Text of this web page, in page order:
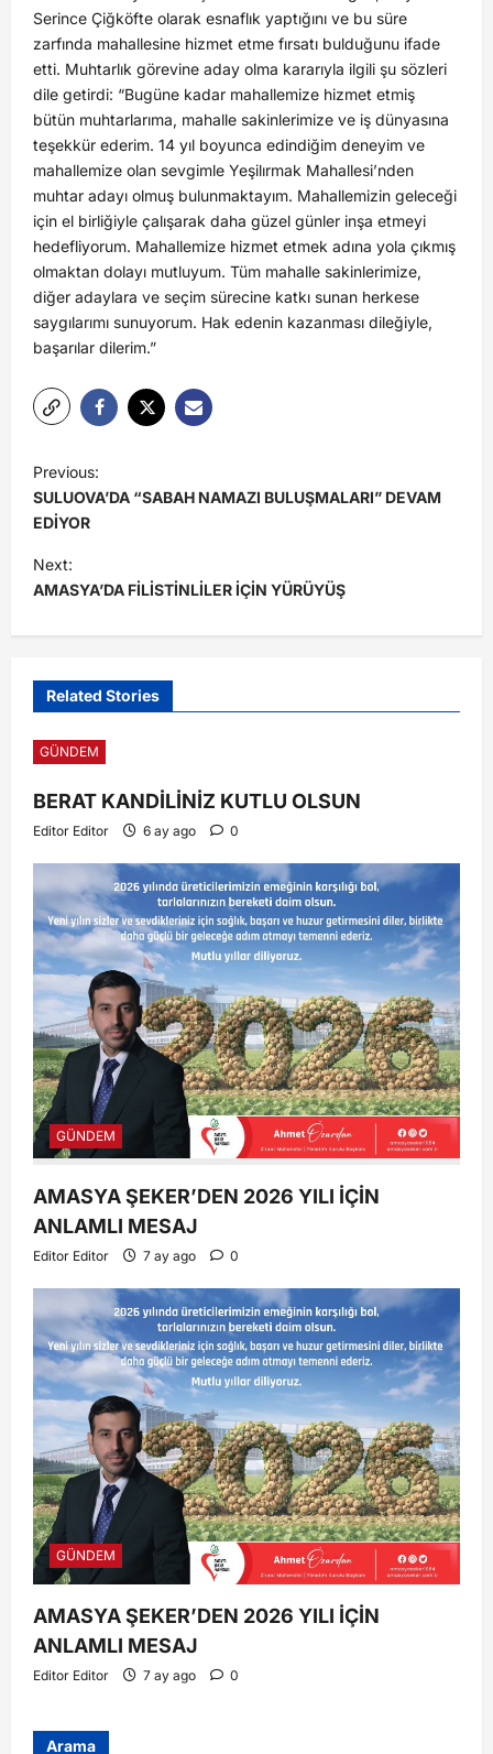
Serince Çiğköfte olarak esnaflık yaptığını ve bu süre
zarfında mahallesine hizmet etme fırsatı bulduğunu ifade
etti. Muhtarlık görevine aday olma kararıyla ilgili şu sözleri
dile getirdi: “Bugüne kadar mahallemize hizmet etmiş
bütün muhtarlarıma, mahalle sakinlerimize ve iş dünyasına
teşekkür ederim. 14 yıl boyunca edindiğim deneyim ve
mahallemize olan sevgimle Yeşilırmak Mahallesi’nden
muhtar adayı olmuş bulunmaktayım. Mahallemizin geleceği
için el birliğiyle çalışarak daha güzel günler inşa etmeyi
hedefliyorum. Mahallemize hizmet etmek adına yola çıkmış
olmaktan dolayı mutluyum. Tüm mahalle sakinlerimize,
diğer adaylara ve seçim sürecine katkı sunan herkese
saygılarımı sunuyorum. Hak edenin kazanması dileğiyle,
başarılar dilerim.”
Previous:
SULUOVA’DA “SABAH NAMAZI BULUŞMALARI” DEVAM
EDİYOR
Next:
AMASYA’DA FİLİSTİNLİLER İÇİN YÜRÜYÜŞ
Related Stories
GÜNDEM
BERAT KANDİLİNİZ KUTLU OLSUN
Editor Editor 6 ay ago 0
GÜNDEM
AMASYA ŞEKER’DEN 2026 YILI İÇİN
ANLAMLI MESAJ
Editor Editor 7 ay ago 0
GÜNDEM
AMASYA ŞEKER’DEN 2026 YILI İÇİN
ANLAMLI MESAJ
Editor Editor 7 ay ago 0
Arama